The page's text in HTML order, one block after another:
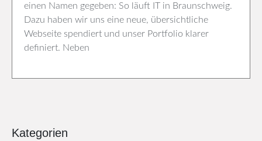
einen Namen gegeben: So läuft IT in Braunschweig.
Dazu haben wir uns eine neue, übersichtliche
Webseite spendiert und unser Portfolio klarer
definiert. Neben
Kategorien